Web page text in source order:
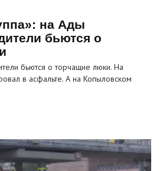
на Ады
бьются о
бьются о торчащие люки. На
в асфальте. А на Копыловском